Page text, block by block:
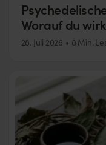
Worauf du
28. Juli 2026 8 Min.